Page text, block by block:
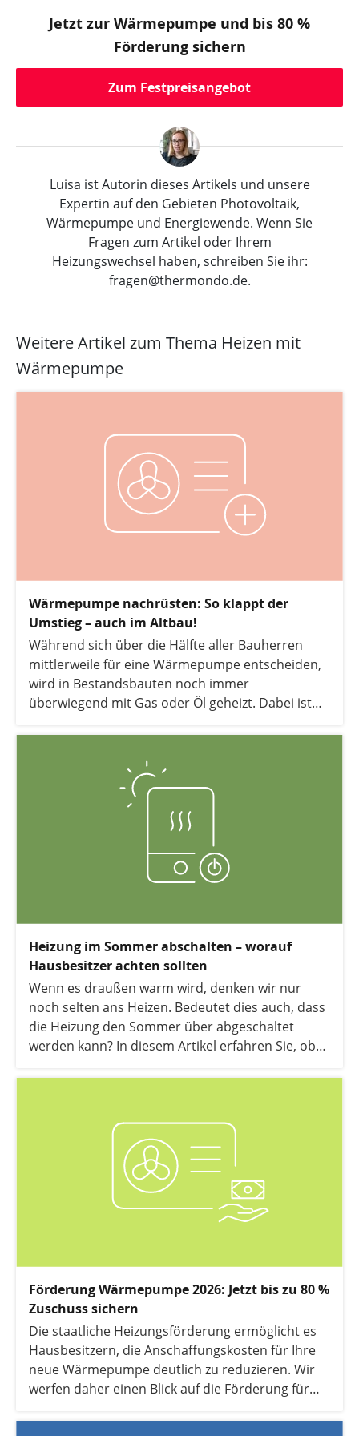
Jetzt zur Wärmepumpe und bis 80 %
Förderung sichern
Zum Festpreisangebot
Luisa ist Autorin dieses Artikels und unsere
Expertin auf den Gebieten Photovoltaik,
Wärmepumpe und Energiewende. Wenn Sie
Fragen zum Artikel oder Ihrem
Heizungswechsel haben, schreiben Sie ihr:
fragen@thermondo.de.
Weitere Artikel zum Thema Heizen mit
Wärmepumpe
Wärmepumpe nachrüsten: So klappt der
Umstieg – auch im Altbau!
Während sich über die Hälfte aller Bauherren
mittlerweile für eine Wärmepumpe entscheiden,
wird in Bestandsbauten noch immer
überwiegend mit Gas oder Öl geheizt. Dabei ist
zukunftssicheres Heizen. Wir zeigen Ihnen, welche
Voraussetzungen für eine effiziente Nachrüstung
erfüllt sein müssen, wie hoch die Kosten sind und
welche Wärmepumpenart sich dafür besonders
Heizung im Sommer abschalten – worauf
Hausbesitzer achten sollten
Wenn es draußen warm wird, denken wir nur
noch selten ans Heizen. Bedeutet dies auch, dass
die Heizung den Sommer über abgeschaltet
werden kann? In diesem Artikel erfahren Sie, ob
Förderung Wärmepumpe 2026: Jetzt bis zu 80 %
Zuschuss sichern
Die staatliche Heizungsförderung ermöglicht es
Hausbesitzern, die Anschaffungskosten für Ihre
neue Wärmepumpe deutlich zu reduzieren. Wir
werfen daher einen Blick auf die Förderung für